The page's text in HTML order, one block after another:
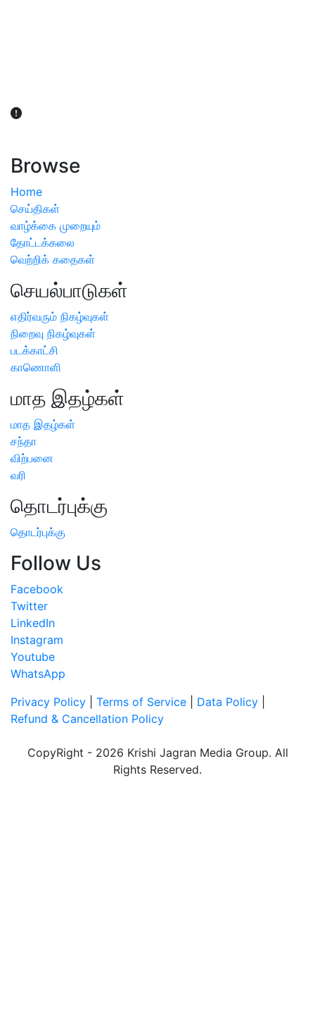
Browse
Home
செய்திகள்
வாழ்க்கை முறையும்
தோட்டக்கலை
வெற்றிக் கதைகள்
செயல்பாடுகள்
எதிர்வரும் நிகழ்வுகள்
நிறைவு நிகழ்வுகள்
படக்காட்சி
காணொளி
மாத இதழ்கள்
மாத இதழ்கள்
சந்தா
விற்பனை
வரி
தொடர்புக்கு
தொடர்புக்கு
Follow Us
Facebook
Twitter
LinkedIn
Instagram
Youtube
WhatsApp
Privacy Policy
Terms of Service Data Policy
Refund & Cancellation Policy
CopyRight - 2026 Krishi Jagran Media Group. All
Rights Reserved.